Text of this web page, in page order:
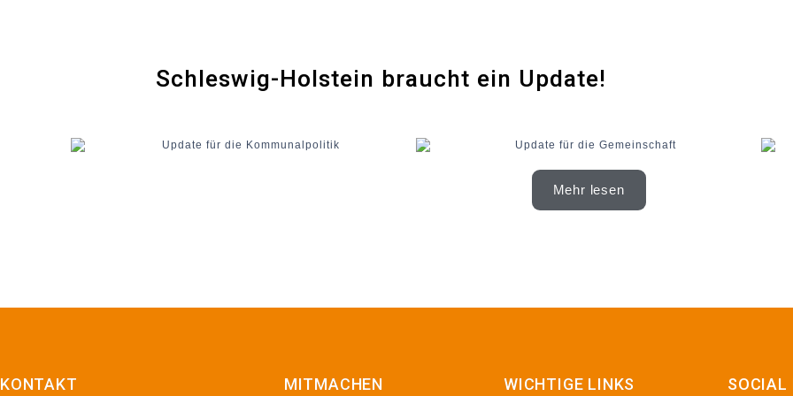
Schleswig-Holstein braucht ein Update!
Mehr lesen
KONTAKT MITMACHEN WICHTIGE LINKS SOCIAL